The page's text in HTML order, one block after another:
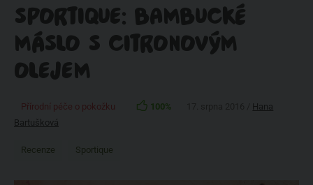
SPORTIQUE: BAMBUCKÉ
MÁSLO S CITRONOVÝM
OLEJEM
Přírodní péče o pokožku 100%
Hana
Bartušková
Recenze Sportique